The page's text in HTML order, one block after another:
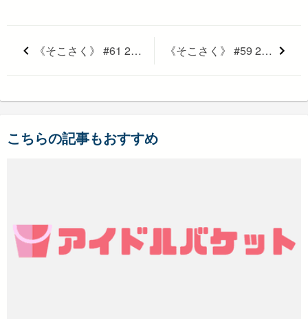
《そこさく》 #61 2021年12月19日 【櫻坂46年忘れ大運動会！（後半戦）】そこ曲がったら、櫻坂？ 《そこさく》 #59 2021年12月5日 【祝！櫻坂４６一周年！メンバーのスマホ写真で櫻坂の１年を振り返ろう！（後編）】そこ曲がったら、櫻坂？
こちらの記事もおすすめ